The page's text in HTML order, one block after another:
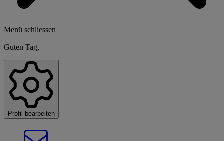
Menü schliessen
Guten Tag,
Profil bearbeiten